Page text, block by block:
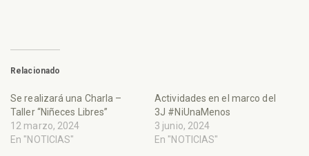
Relacionado
Se realizará una Charla –
Taller “Niñeces Libres”
12 marzo, 2024
En "NOTICIAS"
Actividades en el marco del
3J #NiUnaMenos
3 junio, 2024
En "NOTICIAS"